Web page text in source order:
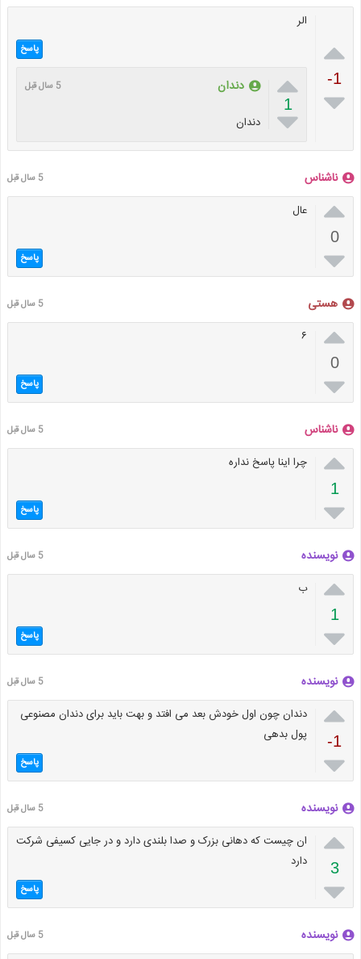

-1

الر
پاسخ

1

دندان 5 سال قبل
دندان
ناشناس 5 سال قبل

0

عال
پاسخ
هستی 5 سال قبل

0

۶
پاسخ
ناشناس 5 سال قبل

1

چرا اینا پاسخ نداره
پاسخ
نویسنده 5 سال قبل

1

ب
پاسخ
نویسنده 5 سال قبل

-1

دندان چون اول خودش بعد می افتد و بهت باید برای دندان مصنوعی
پول بدهی
پاسخ
نویسنده 5 سال قبل

3

ان چیست که دهانی بزرک و صدا بلندی دارد و در جایی کسیفی شرکت
دارد
پاسخ
نویسنده 5 سال قبل